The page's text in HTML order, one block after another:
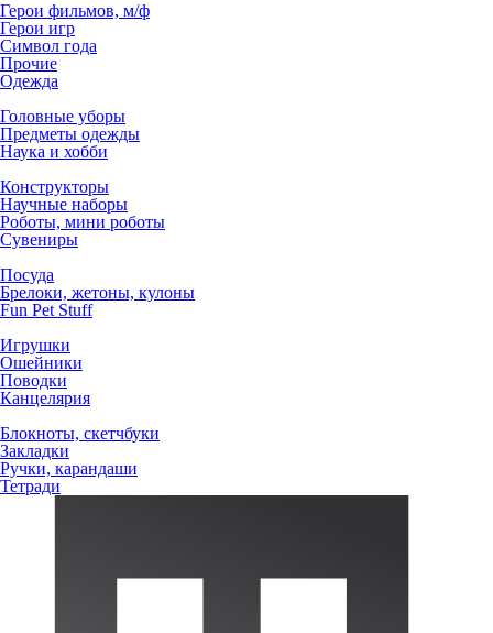
Герои фильмов, м/ф
Герои игр
Символ года
Прочие
Одежда
Головные уборы
Предметы одежды
Наука и хобби
Конструкторы
Научные наборы
Роботы, мини роботы
Сувениры
Посуда
Брелоки, жетоны, кулоны
Fun Pet Stuff
Игрушки
Ошейники
Поводки
Канцелярия
Блокноты, скетчбуки
Закладки
Ручки, карандаши
Тетради